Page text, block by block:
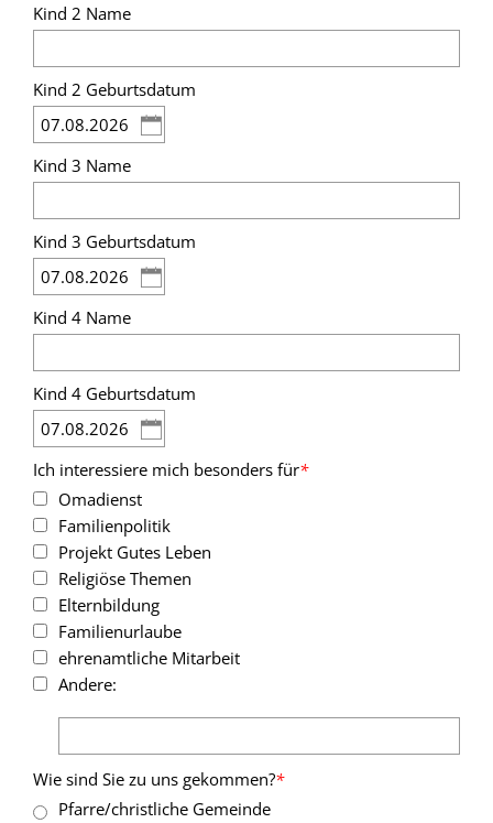
Kind 2 Name
Kind 2 Geburtsdatum
Kind 3 Name
Kind 3 Geburtsdatum
Kind 4 Name
Kind 4 Geburtsdatum
Ich interessiere mich besonders für*
Omadienst
Familienpolitik
Projekt Gutes Leben
Religiöse Themen
Elternbildung
Familienurlaube
ehrenamtliche Mitarbeit
Andere:
Wie sind Sie zu uns gekommen?*
Pfarre/christliche Gemeinde